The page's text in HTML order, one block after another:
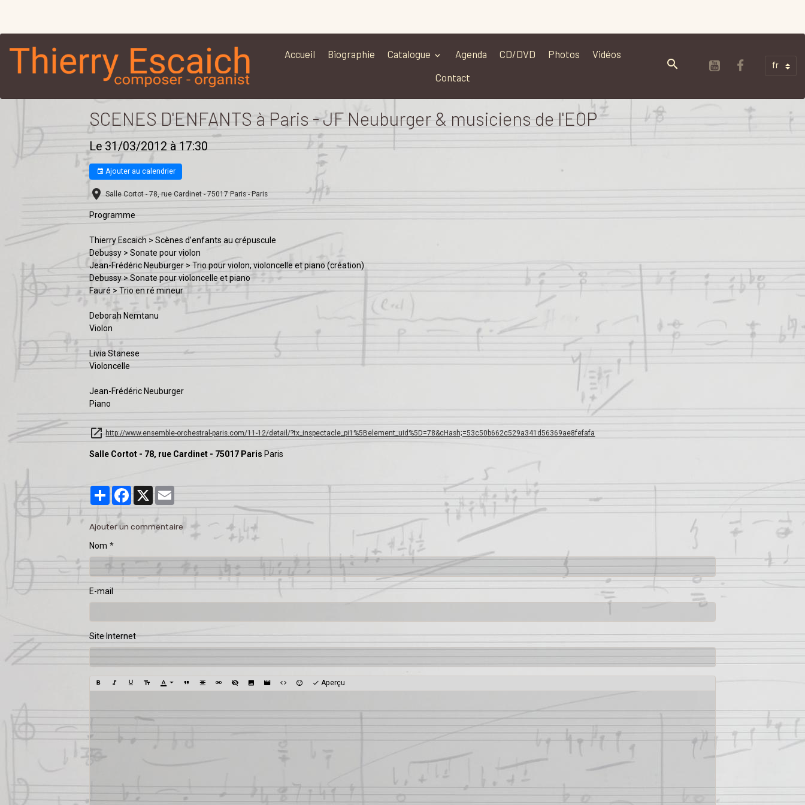
Accueil Biographie Catalogue Agenda CD/DVD Photos
Vidéos
Contact
SCENES D'ENFANTS à Paris - JF Neuburger & musiciens de l'EOP
Le 31/03/2012 à 17:30
Ajouter au calendrier
Salle Cortot - 78, rue Cardinet - 75017 Paris - Paris
Programme
Thierry Escaich > Scènes d’enfants au crépuscule
Debussy > Sonate pour violon
Jean-Frédéric Neuburger > Trio pour violon, violoncelle et piano (création)
Debussy > Sonate pour violoncelle et piano
Fauré > Trio en ré mineur
Deborah Nemtanu
Violon
Livia Stanese
Violoncelle
Jean-Frédéric Neuburger
Piano
http://www.ensemble-orchestral-paris.com/11-12/detail/?tx_inspectacle_pi1%5Belement_uid%5D=78&cHash;=53c50b662c529a341d56369ae8fefafa
Salle Cortot - 78, rue Cardinet - 75017 Paris Paris
PartagerFacebook
X
Ajouter un commentaire
Nom
E-mail
Site Internet
Aperçu